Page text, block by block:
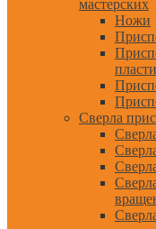
мастерских
Ножи
Сверла